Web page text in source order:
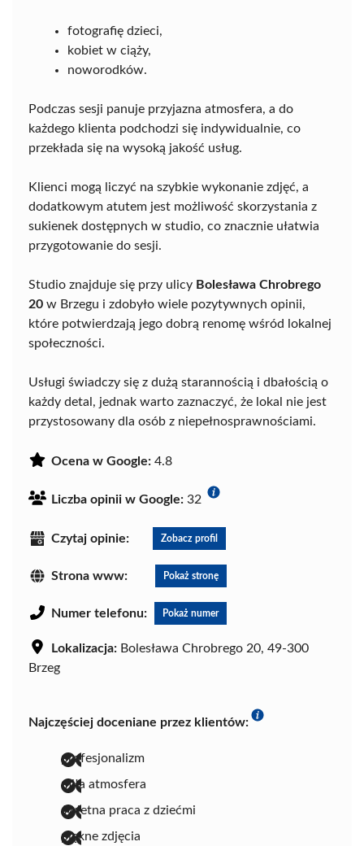
fotografię dzieci,
kobiet w ciąży,
noworodków.
Podczas sesji panuje przyjazna atmosfera, a do
każdego klienta podchodzi się indywidualnie, co
przekłada się na wysoką jakość usług.
Klienci mogą liczyć na szybkie wykonanie zdjęć, a
dodatkowym atutem jest możliwość skorzystania z
sukienek dostępnych w studio, co znacznie ułatwia
przygotowanie do sesji.
Studio znajduje się przy ulicy Bolesława Chrobrego
20 w Brzegu i zdobyło wiele pozytywnych opinii,
które potwierdzają jego dobrą renomę wśród lokalnej
społeczności.
Usługi świadczy się z dużą starannością i dbałością o
każdy detal, jednak warto zaznaczyć, że lokal nie jest
przystosowany dla osób z niepełnosprawnościami.
Ocena w Google: 4.8
Liczba opinii w Google: 32
Czytaj opinie: Zobacz profil
Strona www: Pokaż stronę
Numer telefonu: Pokaż numer
Lokalizacja: Bolesława Chrobrego 20, 49-300
Brzeg
Najczęściej doceniane przez klientów:
profesjonalizm
miła atmosfera
świetna praca z dziećmi
piękne zdjęcia